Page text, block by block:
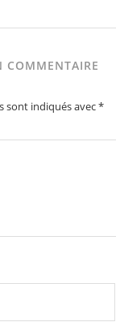
COMMENTAIRE
sont indiqués avec*